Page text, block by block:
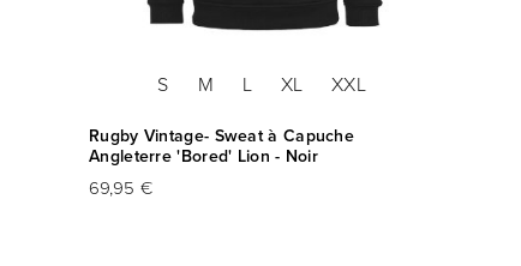
S M L XL XXL
Rugby Vintage- Sweat à Capuche
Angleterre 'Bored' Lion - Noir
69,95 €